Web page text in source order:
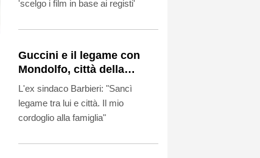
'scelgo i film in base ai registi'
Guccini e il legame con
Mondolfo, città della
moglie e cittadino
onorario dal 2022
L'ex sindaco Barbieri: "Sancì
legame tra lui e città. Il mio
cordoglio alla famiglia"